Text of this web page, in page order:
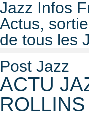
Jazz Infos
Actus,
de tous les
Post Jazz
ACTU
ROLLINS